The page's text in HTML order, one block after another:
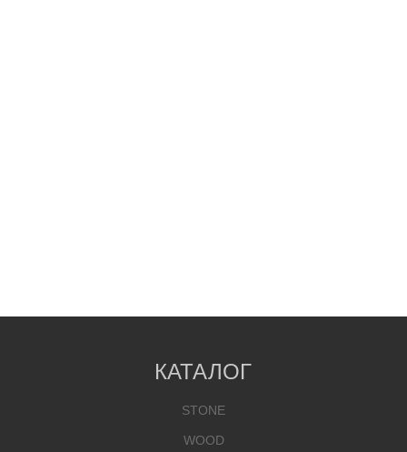
КАТАЛОГ
STONE
WOOD